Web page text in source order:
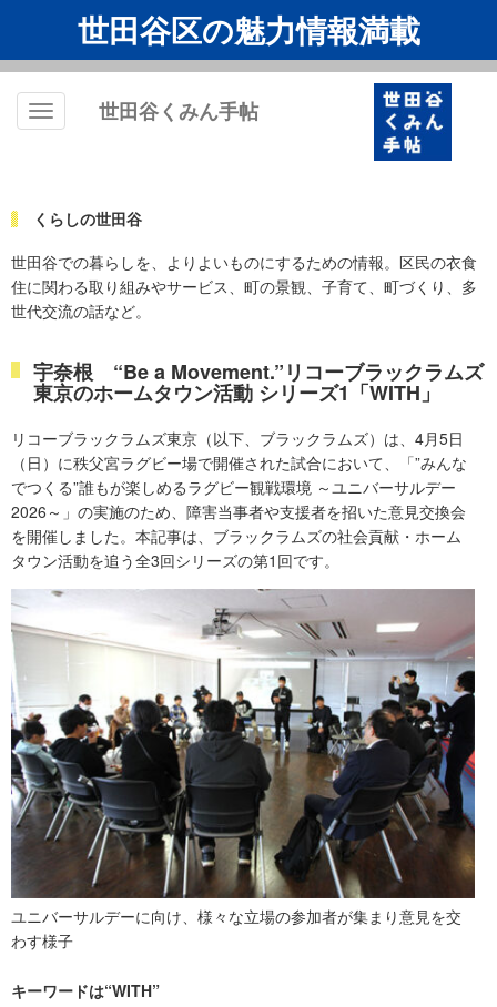
世田谷区の魅力情報満載
Toggle
世田谷くみん手帖
くらしの世田谷
世田谷での暮らしを、よりよいものにするための情報。区民の衣食
住に関わる取り組みやサービス、町の景観、子育て、町づくり、多
世代交流の話など。
宇奈根 “Be a Movement.”リコーブラックラムズ
東京のホームタウン活動 シリーズ1「WITH」
リコーブラックラムズ東京（以下、ブラックラムズ）は、4月5日
（日）に秩父宮ラグビー場で開催された試合において、「”みんな
でつくる”誰もが楽しめるラグビー観戦環境 ～ユニバーサルデー
2026～」の実施のため、障害当事者や支援者を招いた意見交換会
を開催しました。本記事は、ブラックラムズの社会貢献・ホーム
タウン活動を追う全3回シリーズの第1回です。
ユニバーサルデーに向け、様々な立場の参加者が集まり意見を交
わす様子
キーワードは“WITH”